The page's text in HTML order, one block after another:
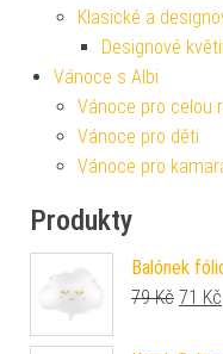
Klasické a
Designové
Vánoce s Albi
Vánoce pro celou
Vánoce pro děti
Vánoce pro
Produkty
Balónek
79Kč 71 Kč